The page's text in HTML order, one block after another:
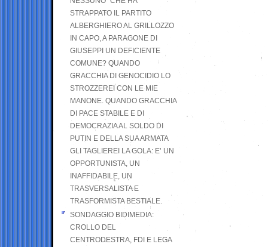
STRAPPATO IL PARTITO
ALBERGHIERO AL GRILLOZZO
IN CAPO, A PARAGONE DI
GIUSEPPI UN DEFICIENTE
COMUNE? QUANDO
GRACCHIA DI GENOCIDIO LO
STROZZEREI CON LE MIE
MANONE. QUANDO GRACCHIA
DI PACE STABILE E DI
DEMOCRAZIA AL SOLDO DI
PUTIN E DELLA SUA ARMATA
GLI TAGLIEREI LA GOLA: E’ UN
OPPORTUNISTA, UN
INAFFIDABILE, UN
TRASVERSALISTA E
TRASFORMISTA BESTIALE.
SONDAGGIO BIDIMEDIA:
CROLLO DEL
CENTRODESTRA, FDI E LEGA